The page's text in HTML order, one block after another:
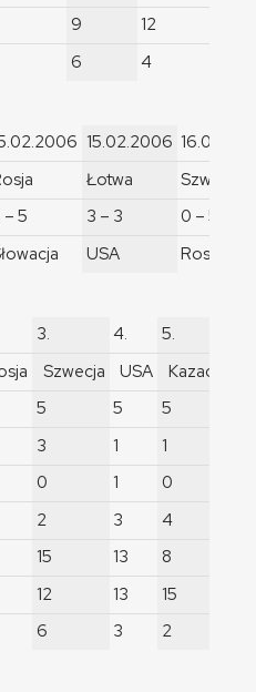
9
6
12
4
– 5
15.02.2006
Łotwa
3 – 3
USA
Szwecja
0 – 5
Rosja
3.
Szwecja
5
3
0
2
15
12
6
4.
USA
5
1
1
3
13
13
3
5.
Kazachstan
5
1
0
4
8
15
2